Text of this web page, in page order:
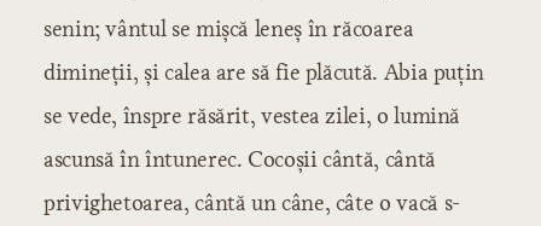
senin; vântul se mișcă leneș în răcoarea
dimineții, și calea are să fie plăcută. Abia puțin
se vede, înspre răsărit, vestea zilei, o lumină
ascunsă în întunerec. Cocoșii cântă, cântă
privighetoarea, cântă un câne, câte o vacă s-